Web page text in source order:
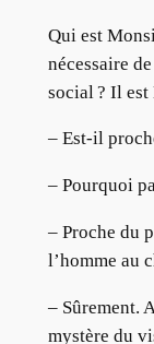
Qui est
nécessaire
social ? Il
– Est-il
– Pourquoi
– Proche du
l’homme au
– Sûrement.
mystère du